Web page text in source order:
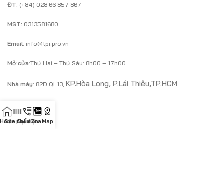
ĐT: (+84) 028 66 857 867
MST: 0313581680
Email: info@tpi.pro.vn
Mở cửa:Thứ Hai – Thứ Sáu: 8h00 – 17h00
Nhà máy: 82D QL13, KP.Hòa Long, P.Lái Thiêu,TP.HCM
LIÊN HỆ
Home
Sản phẩm
Gọi điệnChatMap